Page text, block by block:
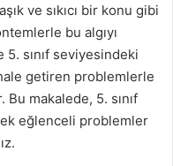
ve sıkıcı bir konu gibi
bu algıyı
sınıf seviyesindeki
getiren problemlerle
makalede, 5. sınıf
eğlenceli problemler